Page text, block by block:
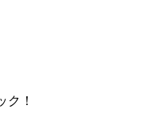
ク！